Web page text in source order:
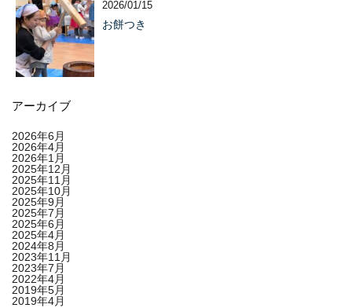
2026/01/15
お餅つき
アーカイブ
2026年6月
2026年4月
2026年1月
2025年12月
2025年11月
2025年10月
2025年9月
2025年7月
2025年6月
2025年4月
2024年8月
2023年11月
2023年7月
2022年4月
2019年5月
2019年4月